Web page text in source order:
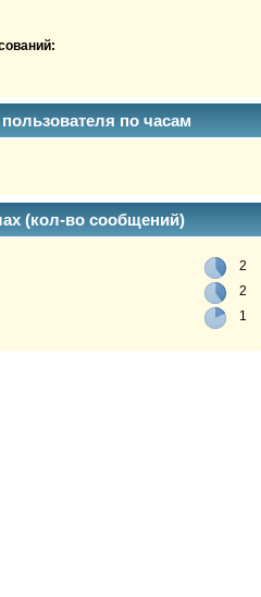
по часам
(кол-во сообщений)
2
2
1